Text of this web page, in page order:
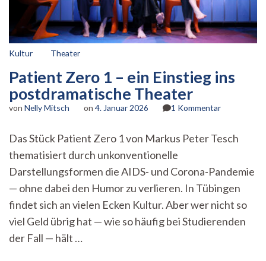
Kultur Theater
Patient Zero 1 – ein Einstieg ins
postdramatische Theater
von Nelly Mitsch on 4. Januar 2026 1 Kommentarzu
1 –
Einstieg
ins
Theater
Das Stück Patient Zero 1 von Markus Peter Tesch
thematisiert durch unkonventionelle
Darstellungsformen die AIDS- und Corona-Pandemie
— ohne dabei den Humor zu verlieren. In Tübingen
findet sich an vielen Ecken Kultur. Aber wer nicht so
viel Geld übrig hat — wie so häufig bei Studierenden
der Fall — hält …